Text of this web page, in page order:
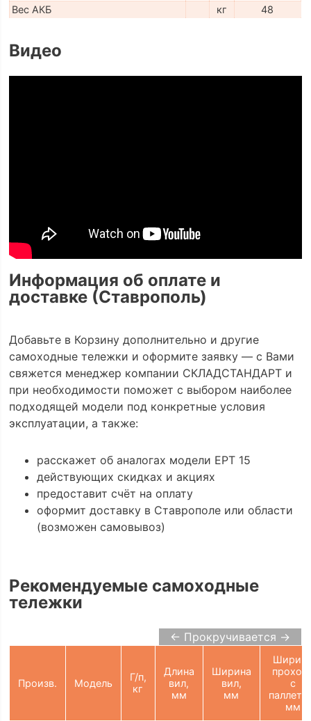
Вес АКБ
кг 48
Видео
Информация об оплате и
доставке (Ставрополь)
Добавьте в Корзину дополнительно и другие
самоходные тележки и оформите заявку — с Вами
свяжется менеджер компании СКЛАДСТАНДАРТ и
при необходимости поможет с выбором наиболее
подходящей модели под конкретные условия
эксплуатации, а также:
расскажет об аналогах модели EPT 15
действующих скидках и акциях
предоставит счёт на оплату
оформит доставку в Ставрополе или области
(возможен самовывоз)
Рекомендуемые самоходные
тележки
← Прокручивается →
Произв. Модель
Г/п,
кг
Длина
вил,
мм
Ширина
вил,
мм
с
мм